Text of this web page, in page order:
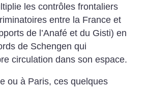
les contrôles frontaliers
entre la France et
de l’Anafé et du Gisti) en
de Schengen qui
circulation dans son espace.
ou à Paris, ces quelques